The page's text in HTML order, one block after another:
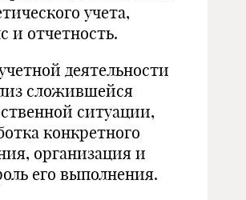
учета,
и отчетность.
деятельности
сложившейся
ситуации,
конкретного
организация и
его выполнения.